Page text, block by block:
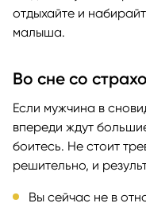
отдыхайте и
малыша.
Во сне со
Если мужчина в
впереди ждут
боитесь. Не стоит
решительно, и
Вы сейчас не в